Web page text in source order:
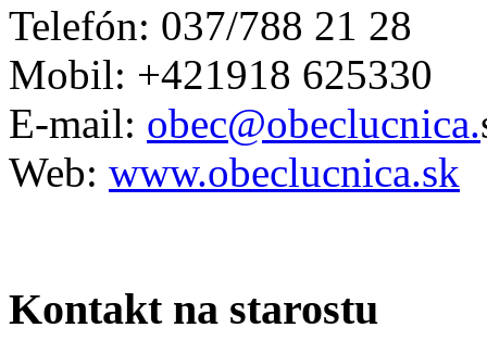
Telefón: 037/788 21 28
Mobil: +421918 625330
E-mail: obec@obeclucnica.
Web: www.obeclucnica.sk
Kontakt na starostu